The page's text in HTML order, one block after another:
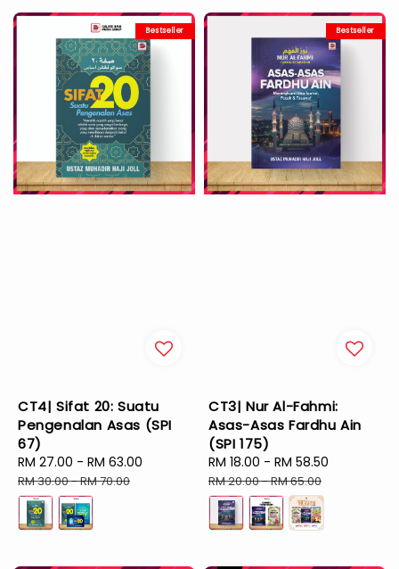
Bestseller
CT4| Sifat 20: Suatu
Pengenalan Asas (SPI
67)
Sale
price
RM 27.00 - RM 63.00
RM 30.00-RM 70.00
Bestseller
CT3| Nur Al-Fahmi:
Asas-Asas Fardhu Ain
(SPI 175)
Sale
price
RM 18.00 - RM 58.50
RM 20.00-RM 65.00